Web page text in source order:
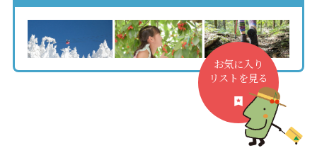
お気に入り
リストを見る